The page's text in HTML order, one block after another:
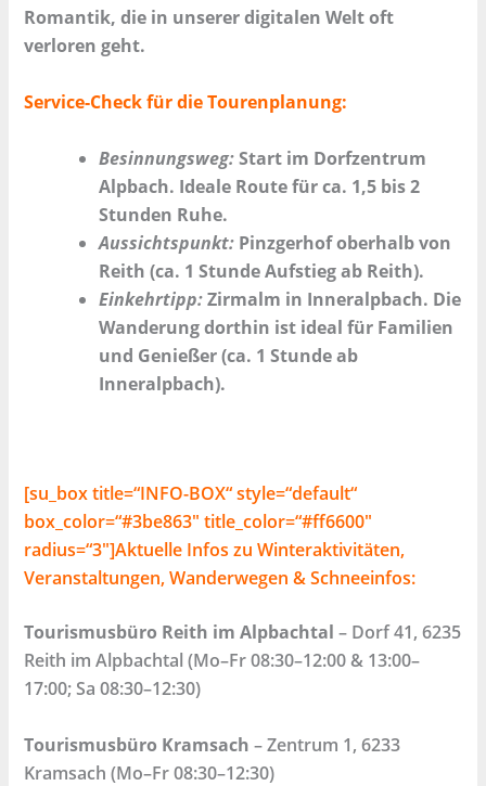
Romantik, die in unserer digitalen Welt oft
verloren geht.
Service-Check für die Tourenplanung:
Besinnungsweg: Start im Dorfzentrum
Alpbach. Ideale Route für ca. 1,5 bis 2
Stunden Ruhe.
Aussichtspunkt:Pinzgerhof oberhalb von
Reith (ca. 1 Stunde Aufstieg ab Reith).
Einkehrtipp:Zirmalm in Inneralpbach. Die
Wanderung dorthin ist ideal für Familien
und Genießer (ca. 1 Stunde ab
Inneralpbach).
[su_box title=“INFO-BOX“ style=“default“
box_color=“#3be863″ title_color=“#ff6600″
radius=“3″]Aktuelle Infos zu Winteraktivitäten,
Veranstaltungen, Wanderwegen & Schneeinfos:
Tourismusbüro Reith im Alpbachtal – Dorf 41, 6235
Reith im Alpbachtal (Mo–Fr 08:30–12:00 & 13:00–
17:00; Sa 08:30–12:30)
Tourismusbüro Kramsach – Zentrum 1, 6233
Kramsach (Mo–Fr 08:30–12:30)